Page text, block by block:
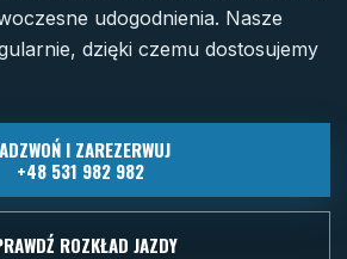
udogodnienia. Nasze
dzięki czemu dostosujemy
I ZAREZERWUJ
+48 531 982 982
ROZKŁAD JAZDY